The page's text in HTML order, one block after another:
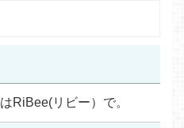
RiBee(リビー）で。